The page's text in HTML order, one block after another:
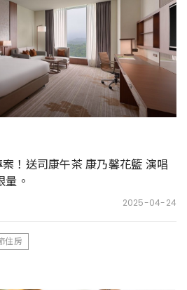
！送司康午茶 康乃馨花籃 演唱
。
2025-04-24
住房